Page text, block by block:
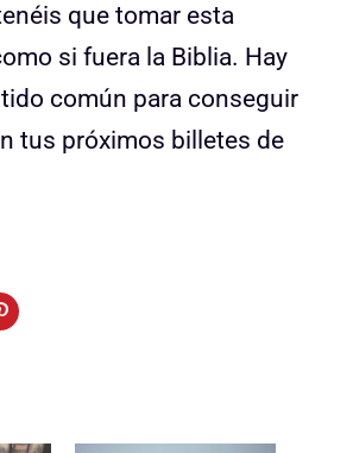
que tomar esta
si fuera la Biblia. Hay
común para conseguir
tus próximos billetes de